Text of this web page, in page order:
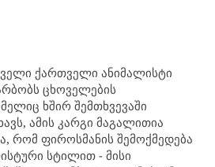
ქართველი ანიმალისტი
ცხოველების
ხშირ შემთხვევაში
ამის კარგი მაგალითია
რომ ფიროსმანის შემოქმედება
სტილით - მისი